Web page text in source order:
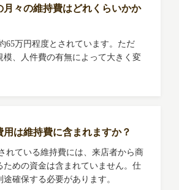
月々の維持費はどれくらいかか
65万円程度とされています。ただ
模、人件費の有無によって大きく変
用は維持費に含まれますか？
れている維持費には、来店者から商
ための資金は含まれていません。仕
途確保する必要があります。